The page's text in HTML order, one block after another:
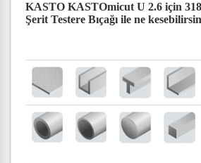
KASTO KASTOmicut U 2.6 için
Şerit Testere Bıçağı ile ne